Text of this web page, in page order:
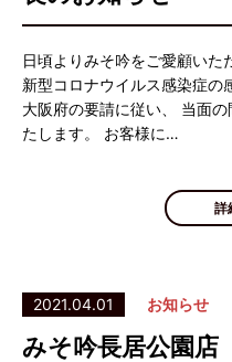
日頃よりみそ吟をご愛顧いた
新型コロナウイルス感染症の
大阪府の要請に従い、 当面
たします。 お客様に…
詳
2021.04.01 お知らせ
みそ吟長居公園